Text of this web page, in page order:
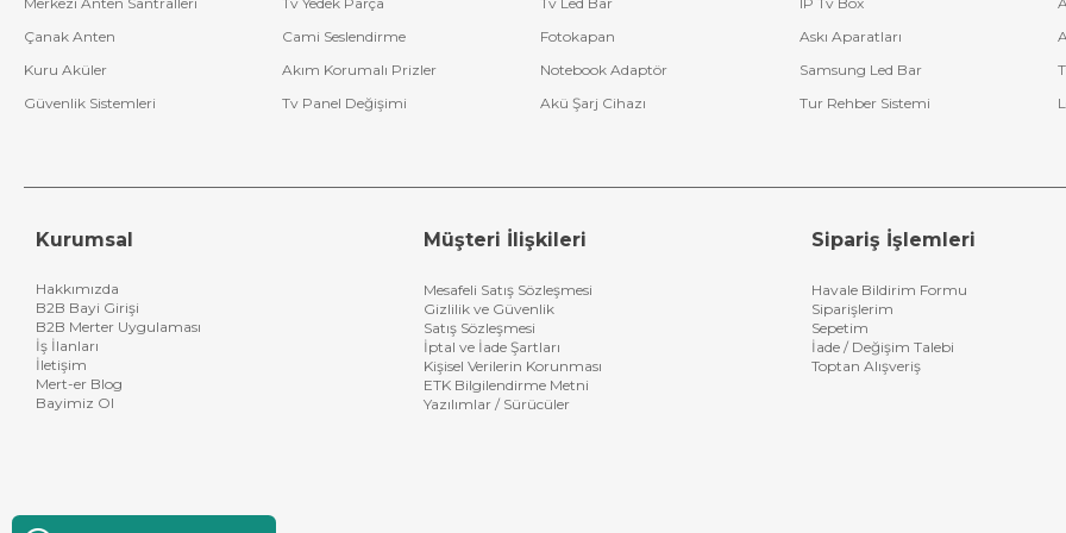
Çanak Anten
Cami Seslendirme Fotokapan Askı Aparatları
Kuru Aküler
Akım Korumalı Prizler Notebook Adaptör Samsung Led Bar
Güvenlik Sistemleri
Tv Panel Değişimi Akü Şarj Cihazı Tur Rehber Sistemi
Kurumsal
Hakkımızda
B2B Bayi Girişi
B2B Merter Uygulaması
İş İlanları
İletişim
Mert-er Blog
Bayimiz Ol
Müşteri İlişkileri
Mesafeli Satış Sözleşmesi
Gizlilik ve Güvenlik
Satış Sözleşmesi
İptal ve İade Şartları
Kişisel Verilerin Korunması
ETK Bilgilendirme Metni
Yazılımlar / Sürücüler
Sipariş İşlemleri
Havale Bildirim Formu
Siparişlerim
Sepetim
İade / Değişim Talebi
Toptan Alışveriş